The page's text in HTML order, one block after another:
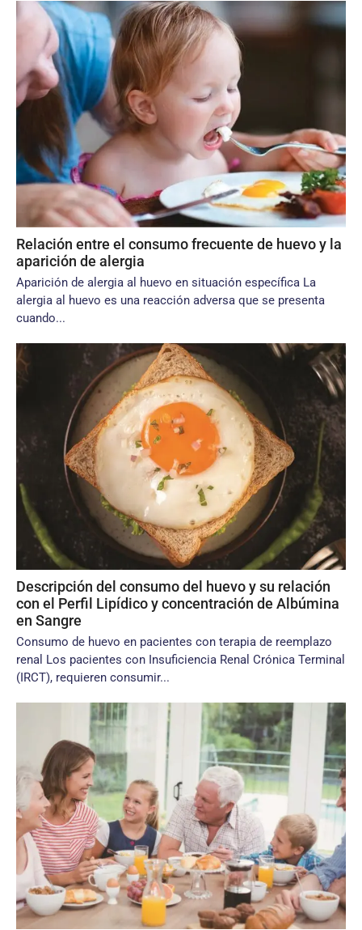
Relación entre el consumo frecuente de huevo y la
aparición de alergia
Aparición de alergia al huevo en situación específica La
alergia al huevo es una reacción adversa que se presenta
cuando...
Descripción del consumo del huevo y su relación
con el Perfil Lipídico y concentración de Albúmina
en Sangre
Consumo de huevo en pacientes con terapia de reemplazo
renal Los pacientes con Insuficiencia Renal Crónica Terminal
(IRCT), requieren consumir...